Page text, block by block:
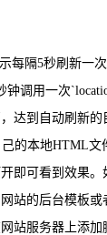
每隔5秒刷新一次
钟调用一次
达到自动刷新的
的本地HTML文
即可看到效果。
站的后台模板
站服务器上添